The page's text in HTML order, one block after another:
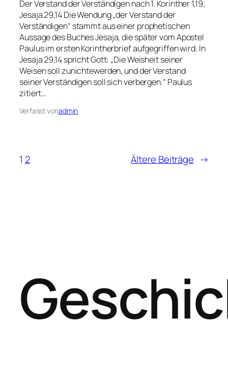
Der Verstand der Verständigen nach 1. Korinther 1,19;
Jesaja 29,14 Die Wendung „der Verstand der
Verständigen“ stammt aus einer prophetischen
Aussage des Buches Jesaja, die später vom Apostel
Paulus im ersten Korintherbrief aufgegriffen wird. In
Jesaja 29,14 spricht Gott: „Die Weisheit seiner
Weisen soll zunichtewerden, und der Verstand
seiner Verständigen soll sich verbergen.“ Paulus
zitiert…
Verfasst vonadmin
1 2 Ältere Beiträge →